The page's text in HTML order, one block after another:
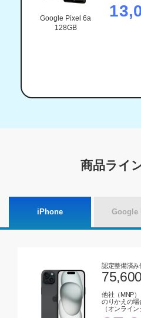
Google Pixel 6a
128GB
商品ライ
iPhone Google
認定整備済み
75,600
他社（MNP
のりかえの場
（オンライ